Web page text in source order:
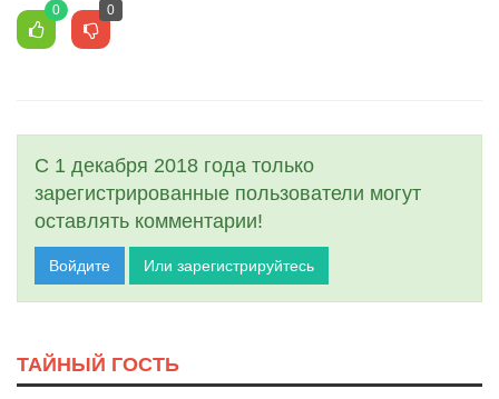
0 0
С 1 декабря 2018 года только
зарегистрированные пользователи могут
оставлять комментарии!
Войдите Или зарегистрируйтесь
ТАЙНЫЙ ГОСТЬ